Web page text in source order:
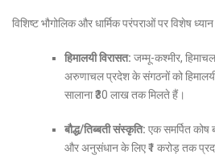
विशिष्ट भौगोलिक और धार्मिक परंपराओं पर विशेष ध्यान
हिमालयी विरासत: जम्मू-कश्मीर,
अरुणाचल प्रदेश के संगठनों को
सालाना ₹30 लाख तक मिलते हैं।
बौद्ध/तिब्बती संस्कृति: एक समर्पित कोष
और अनुसंधान के लिए ₹1 करोड़ तक